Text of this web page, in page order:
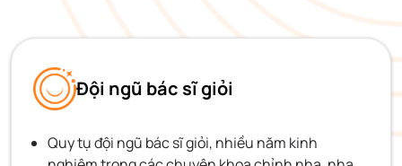
Đội ngũ bác sĩ giỏi
Quy tụ đội ngũ bác sĩ giỏi, nhiều năm kinh